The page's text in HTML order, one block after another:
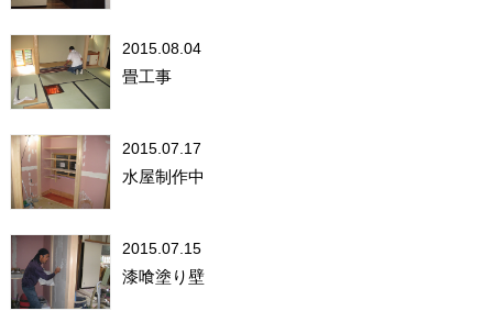
2015.08.04
畳工事
2015.07.17
水屋制作中
2015.07.15
漆喰塗り壁